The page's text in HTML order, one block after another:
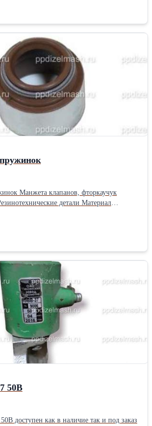
пределах 210 – 285 НВ.
пружинок
детали Материал
кг 0.012 Размер, мм Ø17,8-32х24 Кол-во в
Судовая, железнодорожная, малая
50В
доступен как в наличие так и под заказ